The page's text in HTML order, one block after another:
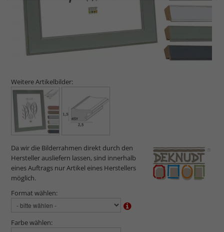
Weitere Artikelbilder:
Da wir die Bilderrahmen direkt durch den
Hersteller ausliefern lassen, sind innerhalb
eines Auftrags nur Artikel eines Herstellers
möglich.
Format wählen:
Farbe wählen: